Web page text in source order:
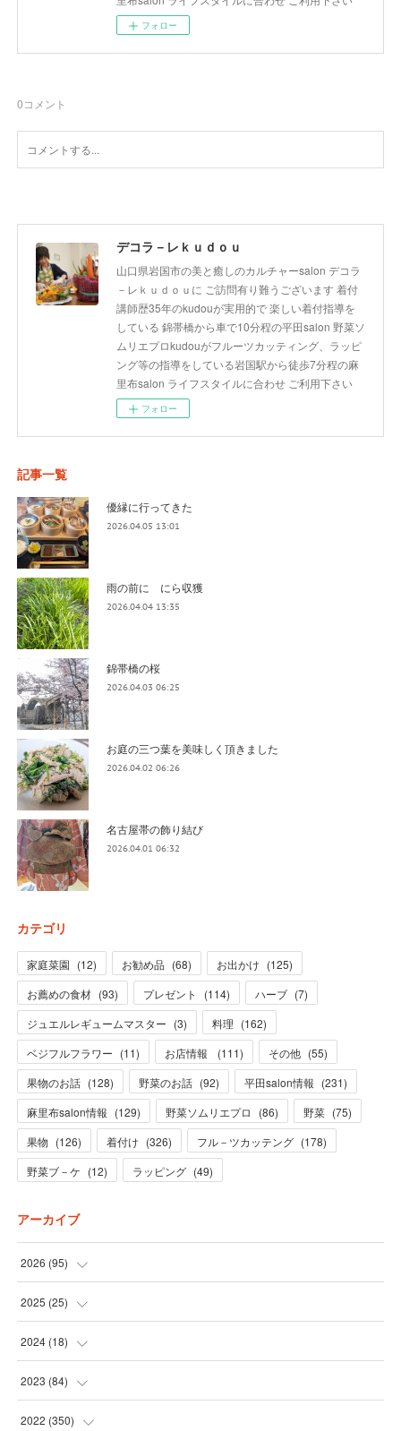
フォロー
0コメント
デコラ－レｋｕｄｏｕ
山口県岩国市の美と癒しのカルチャーsalon デコラ
－レｋｕｄｏｕに ご訪問有り難うございます 着付
講師歴35年のkudouが実用的で 楽しい着付指導を
している 錦帯橋から車で10分程の平田salon 野菜ソ
ムリエプロkudouがフルーツカッティング、ラッピ
ング等の指導をしている岩国駅から徒歩7分程の麻
里布salon ライフスタイルに合わせ ご利用下さい
フォロー
記事一覧
優縁に行ってきた
2026.04.05 13:01
雨の前に にら収獲
2026.04.04 13:35
錦帯橋の桜
2026.04.03 06:25
お庭の三つ葉を美味しく頂きました
2026.04.02 06:26
名古屋帯の飾り結び
2026.04.01 06:32
カテゴリ
家庭菜園 (12) お勧め品 (68) お出かけ (125)
お薦めの食材 (93) プレゼント (114) ハーブ (7)
ジュエルレギュームマスター (3) 料理 (162)
ベジフルフラワー (11) お店情報 (111) その他 (55)
果物のお話 (128) 野菜のお話 (92) 平田salon情報 (231)
麻里布salon情報 (129) 野菜ソムリエプロ (86) 野菜 (75)
果物 (126) 着付け (326) フル－ツカッテング (178)
野菜ブ－ケ (12) ラッピング (49)
アーカイブ
2026 (95)
(5
(31 )
(28
(31
2025 (25)
(3
(19 )
(1)
2024(18)
(1
(12
2023 (84)
(1)
2022 (350)